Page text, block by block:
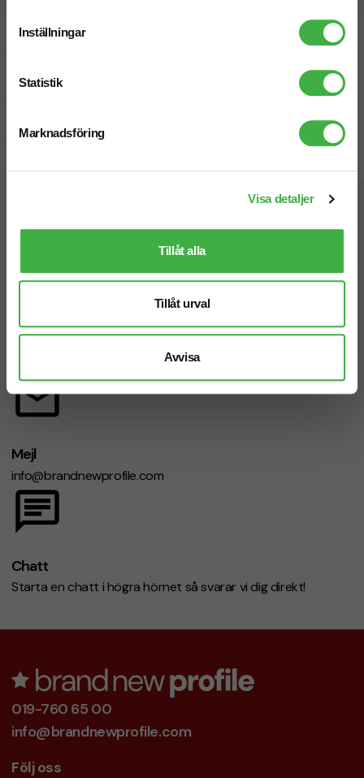
Inställningar
Statistik
Marknadsföring
Visa detaljer
Tillåt alla
Tillåt urval
Avvisa
Designskiss inom 1 h
Fri offert
Telefon: 019-760 65 00
Mejl
info@brandnewprofile.com
Chatt
Starta en chatt i högra hörnet så svarar vi dig direkt!
019-760 65 00
info@brandnewprofile.com
Följ oss